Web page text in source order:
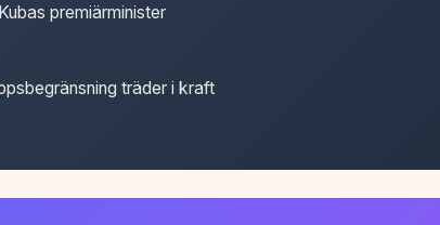
premiärminister
träder i kraft